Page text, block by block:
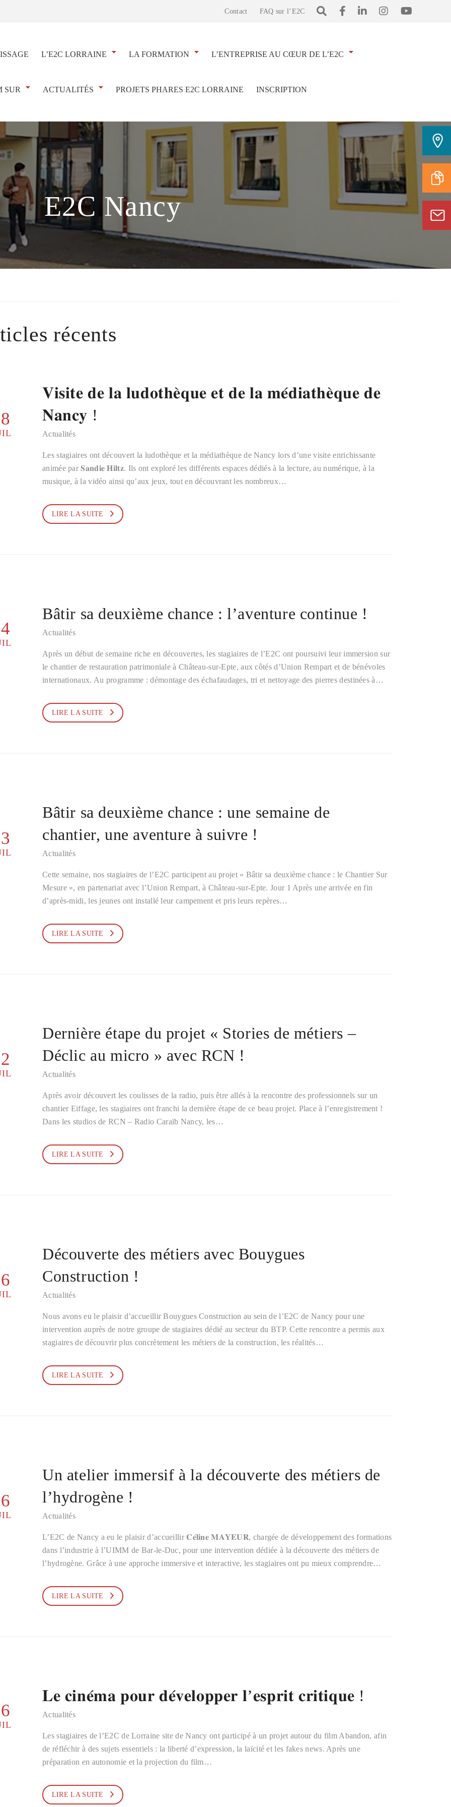
Contact FAQ sur l’E2C
L’E2C LORRAINE LA FORMATION L’ENTREPRISE AU CŒUR DE L’E2C
SUR ACTUALITÉS PROJETS PHARES E2C LORRAINE INSCRIPTION
E2C Nancy
récents
𝐕𝐢𝐬𝐢𝐭𝐞 𝐝𝐞 𝐥𝐚 𝐥𝐮𝐝𝐨𝐭𝐡𝐞̀𝐪𝐮𝐞 𝐞𝐭 𝐝𝐞 𝐥𝐚 𝐦𝐞́𝐝𝐢𝐚𝐭𝐡𝐞̀𝐪𝐮𝐞 𝐝𝐞
𝐍𝐚𝐧𝐜𝐲 !
Actualités
Les stagiaires ont découvert la ludothèque et la médiathèque de Nancy lors d’une visite enrichissante
animée par 𝐒𝐚𝐧𝐝𝐢𝐞 𝐇𝐢𝐥𝐭𝐳. Ils ont exploré les différents espaces dédiés à la lecture, au numérique, à la
musique, à la vidéo ainsi qu’aux jeux, tout en découvrant les nombreux…
LIRE LA SUITE
Bâtir sa deuxième chance : l’aventure continue !
Actualités
Après un début de semaine riche en découvertes, les stagiaires de l’E2C ont poursuivi leur immersion sur
le chantier de restauration patrimoniale à Château-sur-Epte, aux côtés d’Union Rempart et de bénévoles
internationaux. Au programme : démontage des échafaudages, tri et nettoyage des pierres destinées à…
LIRE LA SUITE
Bâtir sa deuxième chance : une semaine de
chantier, une aventure à suivre !
Actualités
Cette semaine, nos stagiaires de l’E2C participent au projet « Bâtir sa deuxième chance : le Chantier Sur
Mesure », en partenariat avec l’Union Rempart, à Château-sur-Epte. Jour 1 Après une arrivée en fin
d’après-midi, les jeunes ont installé leur campement et pris leurs repères…
LIRE LA SUITE
Dernière étape du projet « Stories de métiers –
Déclic au micro » avec RCN !
Actualités
Après avoir découvert les coulisses de la radio, puis être allés à la rencontre des professionnels sur un
chantier Eiffage, les stagiaires ont franchi la dernière étape de ce beau projet. Place à l’enregistrement !
Dans les studios de RCN – Radio Caraïb Nancy, les…
LIRE LA SUITE
Découverte des métiers avec Bouygues
Construction !
Actualités
Nous avons eu le plaisir d’accueillir Bouygues Construction au sein de l’E2C de Nancy pour une
intervention auprès de notre groupe de stagiaires dédié au secteur du BTP. Cette rencontre a permis aux
stagiaires de découvrir plus concrètement les métiers de la construction, les réalités…
LIRE LA SUITE
Un atelier immersif à la découverte des métiers de
l’hydrogène !
Actualités
L’E2C de Nancy a eu le plaisir d’accueillir 𝐂𝐞́𝐥𝐢𝐧𝐞 𝐌𝐀𝐘𝐄𝐔𝐑, chargée de développement des formations
dans l’industrie à l’UIMM de Bar-le-Duc, pour une intervention dédiée à la découverte des métiers de
l’hydrogène. Grâce à une approche immersive et interactive, les stagiaires ont pu mieux comprendre…
LIRE LA SUITE
𝐋𝐞 𝐜𝐢𝐧𝐞́𝐦𝐚 𝐩𝐨𝐮𝐫 𝐝𝐞́𝐯𝐞𝐥𝐨𝐩𝐩𝐞𝐫 𝐥’𝐞𝐬𝐩𝐫𝐢𝐭 𝐜𝐫𝐢𝐭𝐢𝐪𝐮𝐞 !
Actualités
Les stagiaires de l’E2C de Lorraine site de Nancy ont participé à un projet autour du film Abandon, afin
de réfléchir à des sujets essentiels : la liberté d’expression, la laïcité et les fakes news. Après une
préparation en autonomie et la projection du film…
LIRE LA SUITE